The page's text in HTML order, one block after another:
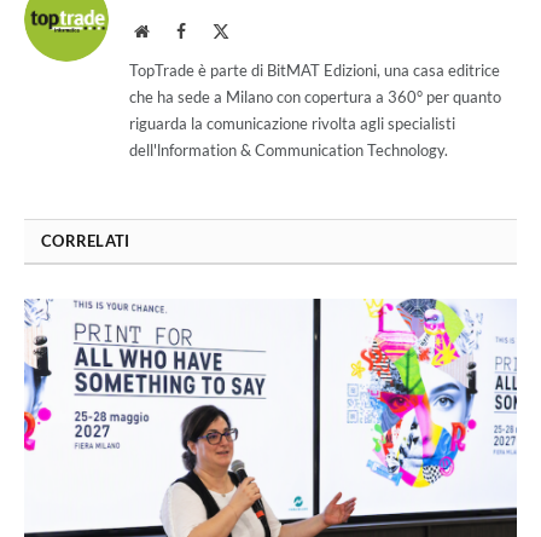
WebsiteFacebook
TopTrade è parte di BitMAT Edizioni, una casa editrice
che ha sede a Milano con copertura a 360° per quanto
riguarda la comunicazione rivolta agli specialisti
dell'lnformation & Communication Technology.
CORRELATI